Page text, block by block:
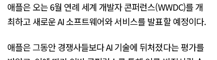
애플은 오는 6월 연례 세계 개발자 콘퍼런스(WWDC)를 개
최하고 새로운 AI 소프트웨어와 서비스를 발표할 예정이다.
애플은 그동안 경쟁사들보다 AI 기술에 뒤처졌다는 평가를